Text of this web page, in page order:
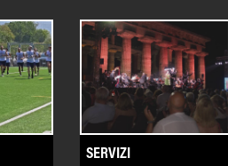
SERVIZI